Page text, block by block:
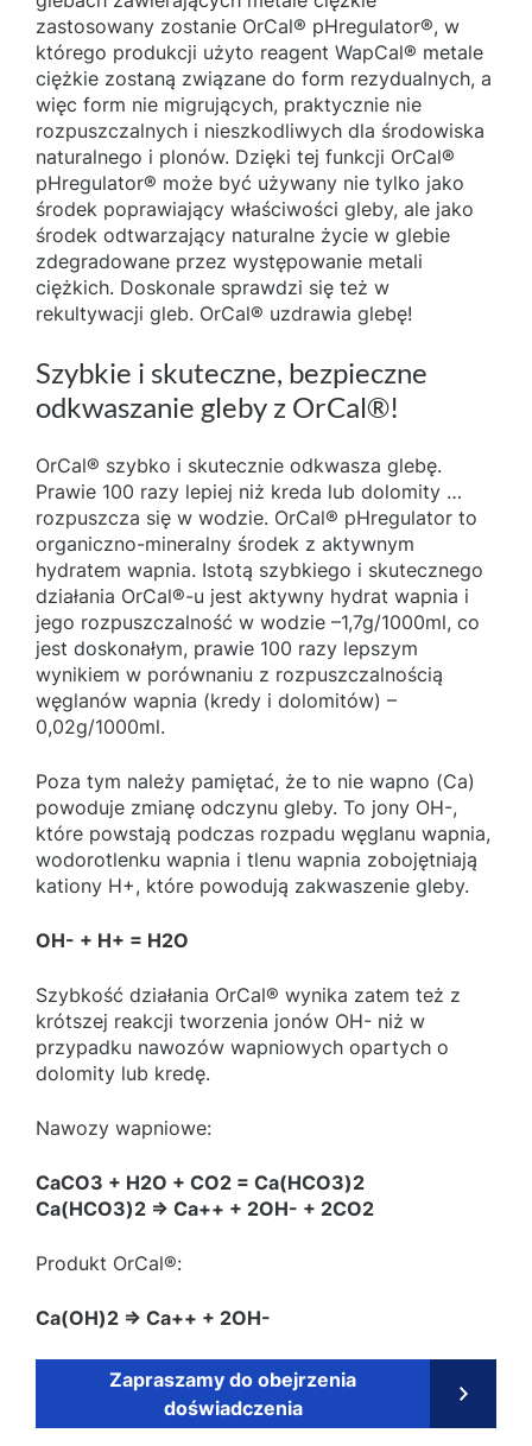
zastosowany zostanie OrCal® pHregulator®, w
którego produkcji użyto reagent WapCal® metale
ciężkie zostaną związane do form rezydualnych, a
więc form nie migrujących, praktycznie nie
rozpuszczalnych i nieszkodliwych dla środowiska
naturalnego i plonów. Dzięki tej funkcji OrCal®
pHregulator® może być używany nie tylko jako
środek poprawiający właściwości gleby, ale jako
środek odtwarzający naturalne życie w glebie
zdegradowane przez występowanie metali
ciężkich. Doskonale sprawdzi się też w
rekultywacji gleb. OrCal® uzdrawia glebę!
Szybkie i skuteczne, bezpieczne
odkwaszanie gleby z OrCal®!
OrCal® szybko i skutecznie odkwasza glebę.
Prawie 100 razy lepiej niż kreda lub dolomity …
rozpuszcza się w wodzie. OrCal® pHregulator to
organiczno-mineralny środek z aktywnym
hydratem wapnia. Istotą szybkiego i skutecznego
działania OrCal®-u jest aktywny hydrat wapnia i
jego rozpuszczalność w wodzie –1,7g/1000ml, co
jest doskonałym, prawie 100 razy lepszym
wynikiem w porównaniu z rozpuszczalnością
węglanów wapnia (kredy i dolomitów) –
0,02g/1000ml.
Poza tym należy pamiętać, że to nie wapno (Ca)
powoduje zmianę odczynu gleby. To jony OH-,
które powstają podczas rozpadu węglanu wapnia,
wodorotlenku wapnia i tlenu wapnia zobojętniają
kationy H+, które powodują zakwaszenie gleby.
OH- + H+ = H2O
Szybkość działania OrCal® wynika zatem też z
krótszej reakcji tworzenia jonów OH- niż w
przypadku nawozów wapniowych opartych o
dolomity lub kredę.
Nawozy wapniowe:
CaCO3 + H2O + CO2 = Ca(HCO3)2
Ca(HCO3)2 => Ca++ + 2OH- + 2CO2
Produkt OrCal®:
Ca(OH)2 => Ca++ + 2OH-
Zapraszamy do obejrzenia
doświadczenia